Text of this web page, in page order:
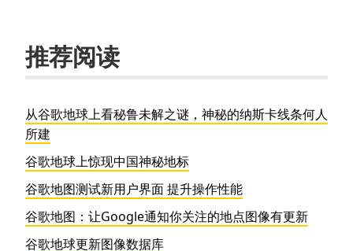
推荐阅读
从谷歌地球上看秘鲁未解之谜，神秘的纳斯卡线条何人
所建
谷歌地球上惊现中国神秘地标
谷歌地图测试新用户界面 提升操作性能
谷歌地图：让Google通知你关注的地点图像有更新
谷歌地球更新图像数据库